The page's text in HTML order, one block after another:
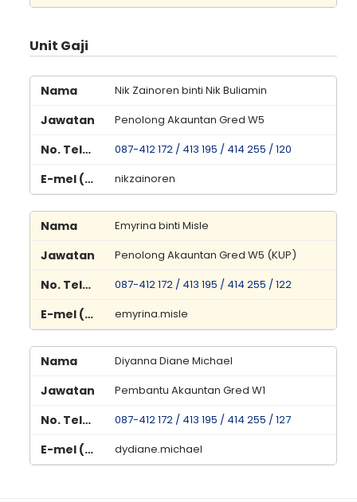
Unit Gaji
Nik Zainoren binti Nik Buliamin
Penolong Akauntan Gred W5
087-412 172 / 413 195 / 414 255 / 120
nikzainoren
Emyrina binti Misle
Penolong Akauntan Gred W5 (KUP)
087-412 172 / 413 195 / 414 255 / 122
emyrina.misle
Diyanna Diane Michael
Pembantu Akauntan Gred W1
087-412 172 / 413 195 / 414 255 / 127
dydiane.michael